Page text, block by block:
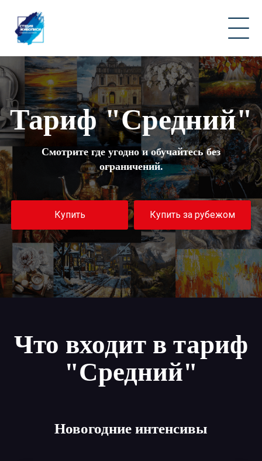
Главная страница
Тариф "Средний"
Тариф "Средний"
Смотрите где угодно и обучайтесь без
ограничений.
Купить Купить за рубежом
Что входит в тариф
"Средний"
Новогодние интенсивы